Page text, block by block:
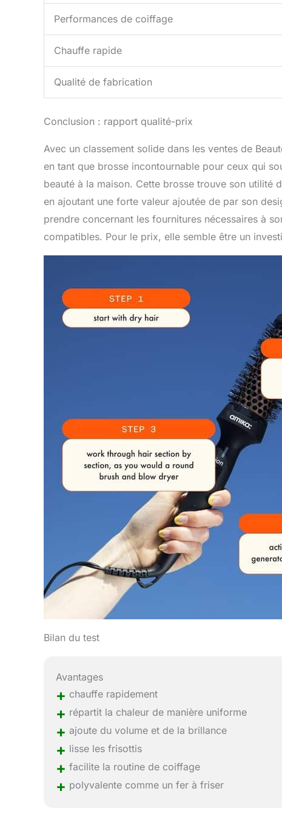
Performances de coiffage
Chauffe rapide
Qualité de fabrication
Conclusion : rapport qualité-prix
Avec un classement solide dans les ventes de
en tant que brosse incontournable pour ceux qui
beauté à la maison. Cette brosse trouve son utilité
en ajoutant une forte valeur ajoutée de par son
prendre concernant les fournitures nécessaires à
compatibles. Pour le prix, elle semble être un
Bilan du test
Avantages
+ chauffe rapidement
+ répartit la chaleur de manière uniforme
+ ajoute du volume et de la brillance
+ lisse les frisottis
+ facilite la routine de coiffage
+ polyvalente comme un fer à friser